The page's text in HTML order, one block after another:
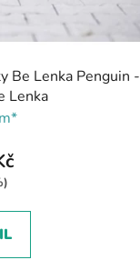
Be Lenka Penguin -
Lenka